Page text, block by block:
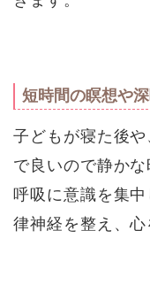
短時間の瞑想や
子どもが寝た後
で良いので静か
呼吸に意識を集
律神経を整え、心